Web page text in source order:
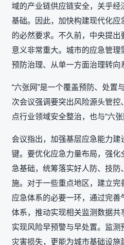
域的产业链供应链安全，关乎经
基础。因此，加快构建现代化应
的必然要求。不久前，中央提出
意义非常重大。城市的应急管理
预防治理、从单一方面治理转向
“六张网”是一个覆盖预防、处置
次会议强调要突出风险源头管控
点行业领域安全整治，也与“六张
会议指出，加强基层应急能力建
键。要优化应急力量布局，强化
急基础，统筹落实好人防、技防
施。对于一些重点地区，建立完
应急体系的必要一环，通过完善
体系，推动实现相关监测数据共
实现风险早预警与早处置。监测
灾害损失，更能为城市基础设